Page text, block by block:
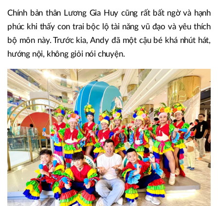
Chính bản thân Lương Gia Huy cũng rất bất ngờ và hạnh
phúc khi thấy con trai bộc lộ tài năng vũ đạo và yêu thích
bộ môn này. Trước kia, Andy đã một cậu bé khá nhút hát,
hướng nội, không giỏi nói chuyện.